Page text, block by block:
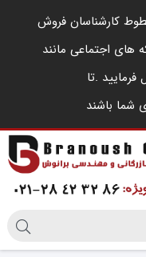
کارشناسان فروش
های اجتماعی مانند
۰۹۰۲۴۵۱۳۲۸۶ ارسال فرمایید .‌تا
شما باشند